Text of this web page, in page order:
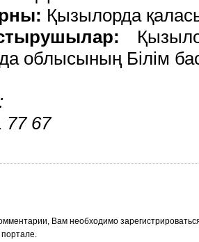
Қызылорда
облысының Білім
77 67
Вам необходимо
портале.